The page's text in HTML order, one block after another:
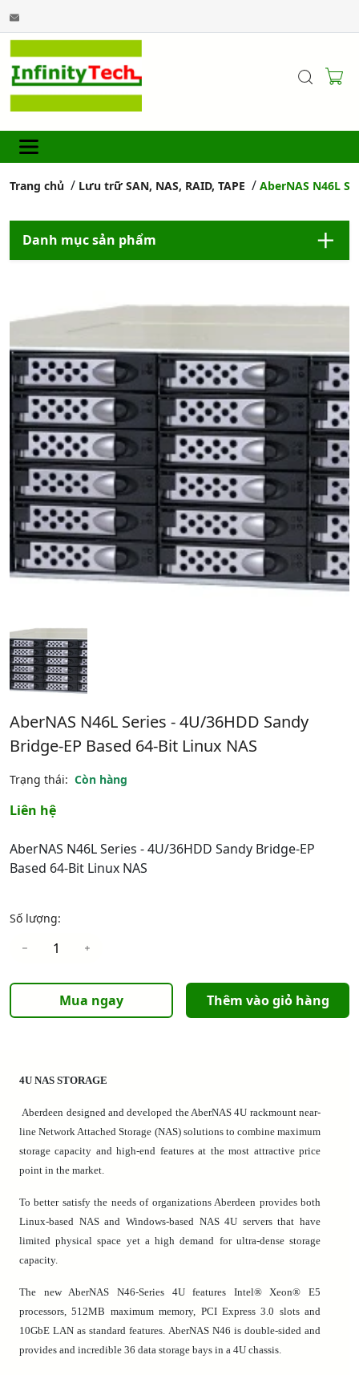
Trang chủ Lưu trữ SAN, NAS, RAID, TAPE AberNAS N46L
Danh mục sản phẩm
AberNAS N46L Series - 4U/36HDD Sandy
Bridge-EP Based 64-Bit Linux NAS
Trạng thái: Còn hàng
Liên hệ
AberNAS N46L Series - 4U/36HDD Sandy Bridge-EP
Based 64-Bit Linux NAS
Số lượng:
Mua ngay Thêm vào giỏ hàng
4U NAS STORAGE
Aberdeen designed and developed the AberNAS 4U rackmount near-
line Network Attached Storage (NAS) solutions to combine maximum
storage capacity and high-end features at the most attractive price
point in the market.
To better satisfy the needs of organizations Aberdeen provides both
Linux-based NAS and Windows-based NAS 4U servers that have
limited physical space yet a high demand for ultra-dense storage
capacity.
The new AberNAS N46-Series 4U features Intel® Xeon® E5
processors, 512MB maximum memory, PCI Express 3.0 slots and
10GbE LAN as standard features. AberNAS N46 is double-sided and
provides and incredible 36 data storage bays in a 4U chassis.